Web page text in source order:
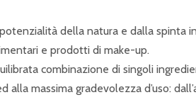
della natura e dalla spinta
e prodotti di make-up.
combinazione di singoli
massima gradevolezza d’uso: